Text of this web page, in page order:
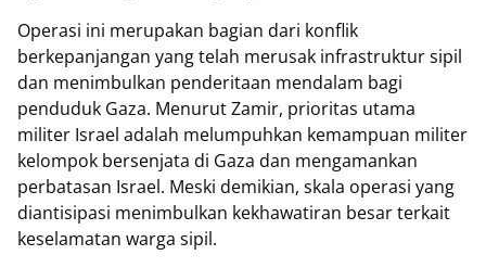
Operasi ini merupakan bagian dari konflik
berkepanjangan yang telah merusak infrastruktur sipil
dan menimbulkan penderitaan mendalam bagi
penduduk Gaza. Menurut Zamir, prioritas utama
militer Israel adalah melumpuhkan kemampuan militer
kelompok bersenjata di Gaza dan mengamankan
perbatasan Israel. Meski demikian, skala operasi yang
diantisipasi menimbulkan kekhawatiran besar terkait
keselamatan warga sipil.